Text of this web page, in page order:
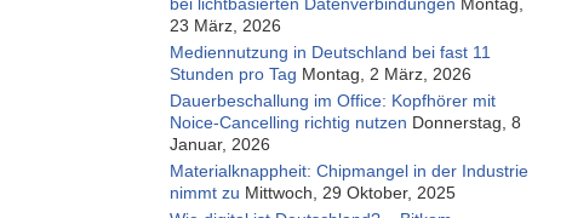
23 März, 2026
Mediennutzung in Deutschland bei fast 11
Stunden pro Tag Montag, 2 März, 2026
Dauerbeschallung im Office: Kopfhörer mit
Noice-Cancelling richtig nutzen Donnerstag, 8
Januar, 2026
Materialknappheit: Chipmangel in der Industrie
nimmt zu Mittwoch, 29 Oktober, 2025